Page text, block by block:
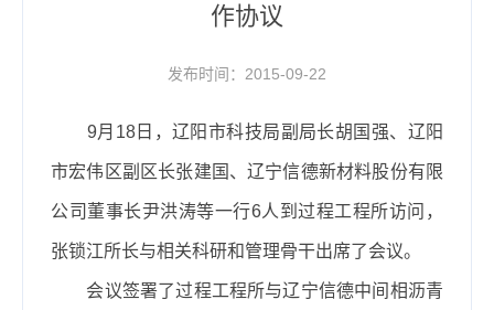
作协议
发布时间：2015-09-22
9月 18日，辽阳市科技局副局长胡国强、辽阳
市宏伟区副区长张建国、辽宁信德新材料股份有限
公司董事长尹洪涛等一行6人到过程工程所访问，
张锁江所长与相关科研和管理骨干出席了会议。
会议签署了过程工程所与辽宁信德中间相沥青